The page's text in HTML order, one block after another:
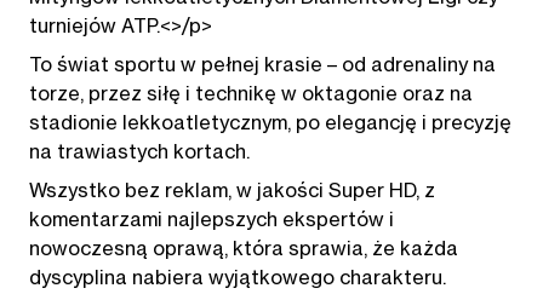
turniejów ATP.<>/p>
To świat sportu w pełnej krasie – od adrenaliny na
torze, przez siłę i technikę w oktagonie oraz na
stadionie lekkoatletycznym, po elegancję i precyzję
na trawiastych kortach.
Wszystko bez reklam, w jakości Super HD, z
komentarzami najlepszych ekspertów i
nowoczesną oprawą, która sprawia, że każda
dyscyplina nabiera wyjątkowego charakteru.